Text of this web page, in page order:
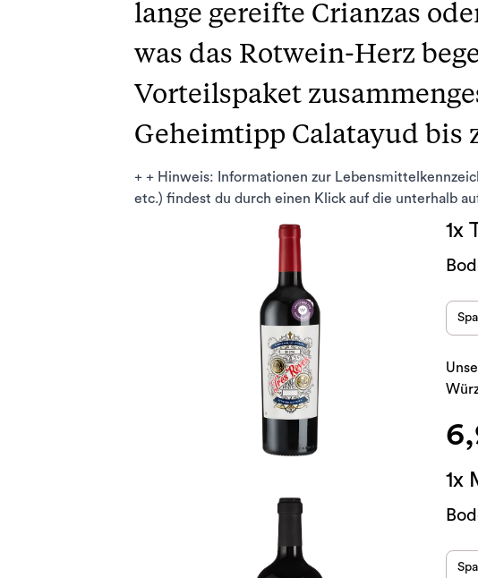
lange gereifte Crianzas
was das Rotwein-Herz
Vorteilspaket
Geheimtipp Calatayud bis
+ + Hinweis: Informationen zur
etc.) findest du durch einen Klick auf die unterhalb
1x
1x